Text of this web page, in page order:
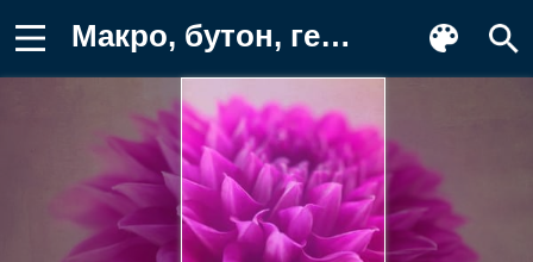
Макро, бутон, георгин, цветок, лепестки Заставка на телефон